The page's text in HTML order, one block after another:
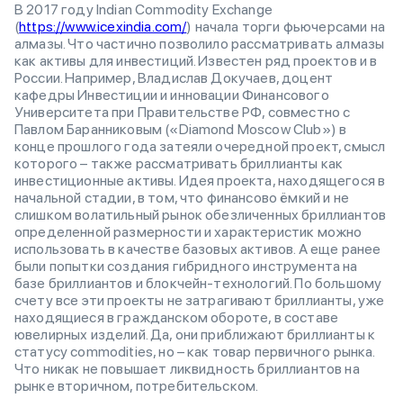
В 2017 году Indian Commodity Exchange
(https://www.icexindia.com/) начала торги фьючерсами на
алмазы. Что частично позволило рассматривать алмазы
как активы для инвестиций. Известен ряд проектов и в
России. Например, Владислав Докучаев, доцент
кафедры Инвестиции и инновации Финансового
Университета при Правительстве РФ, совместно с
Павлом Баранниковым («Diamond Moscow Club») в
конце прошлого года затеяли очередной проект, смысл
которого – также рассматривать бриллианты как
инвестиционные активы. Идея проекта, находящегося в
начальной стадии, в том, что финансово ёмкий и не
слишком волатильный рынок обезличенных бриллиантов
определенной размерности и характеристик можно
использовать в качестве базовых активов. А еще ранее
были попытки создания гибридного инструмента на
базе бриллиантов и блокчейн-технологий. По большому
счету все эти проекты не затрагивают бриллианты, уже
находящиеся в гражданском обороте, в составе
ювелирных изделий. Да, они приближают бриллианты к
статусу commodities, но – как товар первичного рынка.
Что никак не повышает ликвидность бриллиантов на
рынке вторичном, потребительском.